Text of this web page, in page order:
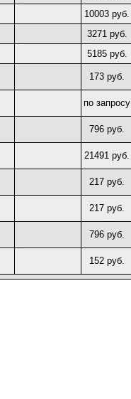
10003 руб.
3271 руб.
5185 руб.
173 руб.
по запросу
796 руб.
21491 руб.
217 руб.
217 руб.
796 руб.
152 руб.